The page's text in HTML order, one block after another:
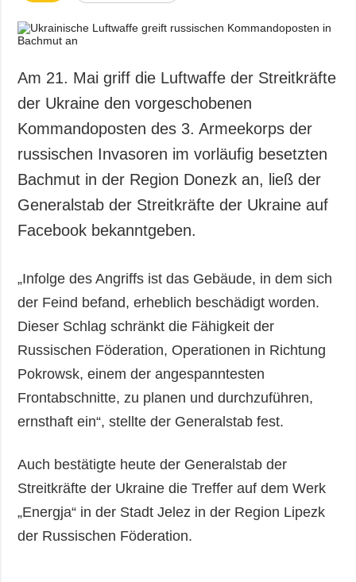
Wirtschaft
Gesellschaft und
Kultur
Sport
Kriminalität
Notstand und
Notfälle
und zum Schutz
ZUSÄTZLICH
Interview
Fotos
Video
Fotobank
Am 21. Mai griff die Luftwaffe der Streitkräfte
der Ukraine den vorgeschobenen
Kommandoposten des 3. Armeekorps der
russischen Invasoren im vorläufig besetzten
Bachmut in der Region Donezk an, ließ der
Generalstab der Streitkräfte der Ukraine auf
Facebook bekanntgeben.
„Infolge des Angriffs ist das Gebäude, in dem sich
der Feind befand, erheblich beschädigt worden.
Dieser Schlag schränkt die Fähigkeit der
Russischen Föderation, Operationen in Richtung
Pokrowsk, einem der angespanntesten
Frontabschnitte, zu planen und durchzuführen,
ernsthaft ein“, stellte der Generalstab fest.
Auch bestätigte heute der Generalstab der
Streitkräfte der Ukraine die Treffer auf dem Werk
„Energja“ in der Stadt Jelez in der Region Lipezk
der Russischen Föderation.